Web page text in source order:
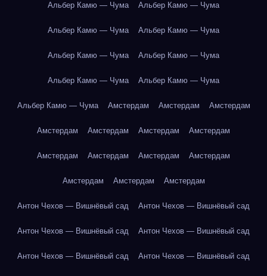
Альбер Камю — Чума Альбер Камю — Чума
Альбер Камю — Чума Альбер Камю — Чума
Альбер Камю — Чума Альбер Камю — Чума
Альбер Камю — Чума Альбер Камю — Чума
Альбер Камю — Чума Амстердам Амстердам Амстердам
Амстердам Амстердам Амстердам Амстердам
Амстердам Амстердам Амстердам Амстердам
Амстердам Амстердам Амстердам
Антон Чехов — Вишнёвый сад Антон Чехов — Вишнёвый сад
Антон Чехов — Вишнёвый сад Антон Чехов — Вишнёвый сад
Антон Чехов — Вишнёвый сад Антон Чехов — Вишнёвый сад